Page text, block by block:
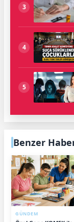
3
4
5
Benzer
GÜNDEM